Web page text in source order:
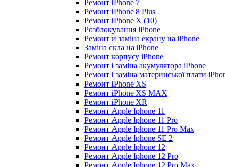
Ремонт iPhone 7
Ремонт iPhone 8 Plus
Ремонт iPhone X (10)
Розблокування iPhone
Ремонт и заміна екрану на iPhone
Заміна скла на iPhone
Ремонт корпусу iPhone
Ремонт і заміна акумулятора iPhone
Ремонт і заміна материнської плати
Ремонт iPhone XS
Ремонт iPhone XS MAX
Ремонт iPhone XR
Ремонт Apple Iphone 11
Ремонт Apple Iphone 11 Pro
Ремонт Apple Iphone 11 Pro Max
Ремонт Apple Iphone SE 2
Ремонт Apple Iphone 12
Ремонт Apple Iphone 12 Pro
Ремонт Apple Iphone 12 Pro Max